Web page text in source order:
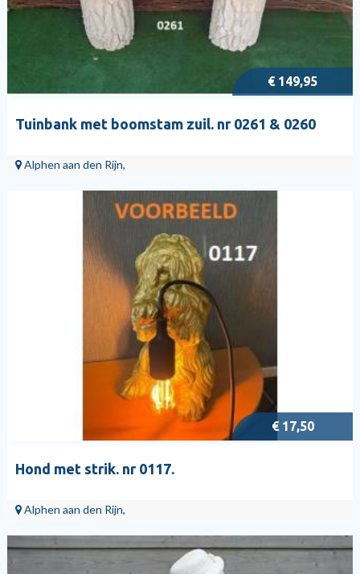
€ 149,95
Tuinbank met boomstam zuil. nr 0261 & 0260
Alphen aan den Rijn,
€ 17,50
Hond met strik. nr 0117.
Alphen aan den Rijn,